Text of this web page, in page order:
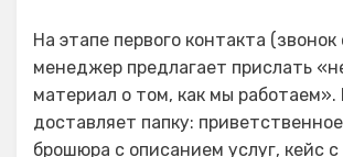
На этапе первого контакта (звонок
менеджер предлагает прислать
материал о том, как мы работаем».
доставляет папку:
брошюра с описанием услуг, кейс